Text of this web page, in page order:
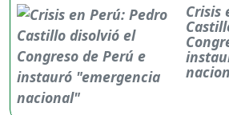
Crisis